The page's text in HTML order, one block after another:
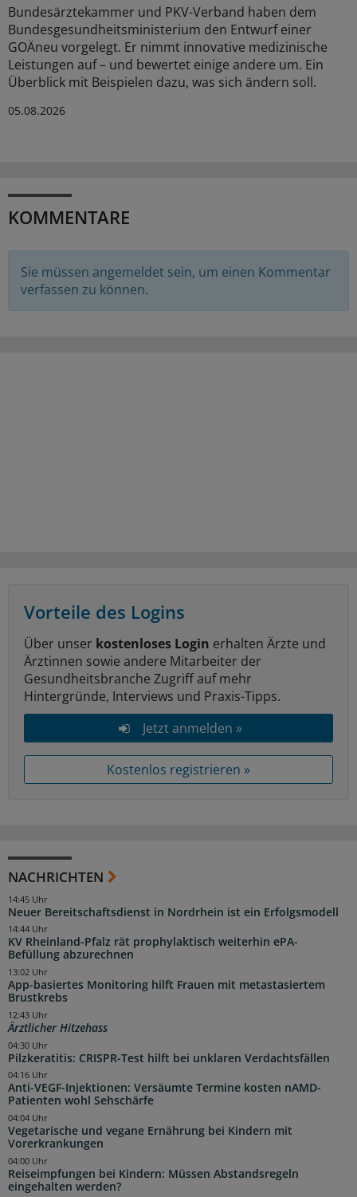
Bundesärztekammer und PKV-Verband haben dem
Bundesgesundheitsministerium den Entwurf einer
GOÄneu vorgelegt. Er nimmt innovative medizinische
Leistungen auf – und bewertet einige andere um. Ein
Überblick mit Beispielen dazu, was sich ändern soll.
05.08.2026
KOMMENTARE
Sie müssen angemeldet sein, um einen Kommentar
verfassen zu können.
Vorteile des Logins
Über unser kostenloses Login erhalten Ärzte und
Ärztinnen sowie andere Mitarbeiter der
Gesundheitsbranche Zugriff auf mehr
Hintergründe, Interviews und Praxis-Tipps.
Jetzt anmelden »
Kostenlos registrieren »
NACHRICHTEN
Neuer Bereitschaftsdienst in Nordrhein ist ein Erfolgsmodell
14:45 Uhr
KV Rheinland-Pfalz rät prophylaktisch weiterhin ePA-
Befüllung abzurechnen
14:44 Uhr
App-basiertes Monitoring hilft Frauen mit metastasiertem
Brustkrebs
13:02 Uhr
Ärztlicher Hitzehass
12:43 Uhr
Pilzkeratitis: CRISPR-Test hilft bei unklaren Verdachtsfällen
04:30 Uhr
Anti-VEGF-Injektionen: Versäumte Termine kosten nAMD-
Patienten wohl Sehschärfe
04:16 Uhr
Vegetarische und vegane Ernährung bei Kindern mit
Vorerkrankungen
04:04 Uhr
Reiseimpfungen bei Kindern: Müssen Abstandsregeln
eingehalten werden?
04:00 Uhr